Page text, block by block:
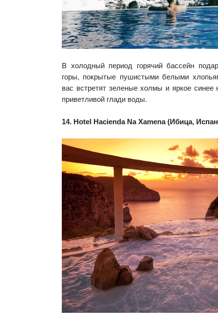
В холодный период горячий бассейн
горы, покрытые пушистыми белыми
вас встретят зеленые холмы и яркое
приветливой глади воды.
14. Hotel Hacienda Na Xamena (Ибица,